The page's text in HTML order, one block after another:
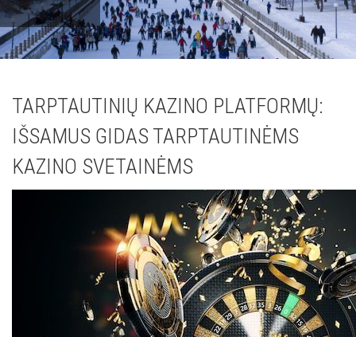
TARPTAUTINIŲ KAZINO PLATFORMŲ:
IŠSAMUS GIDAS TARPTAUTINĖMS
KAZINO SVETAINĖMS